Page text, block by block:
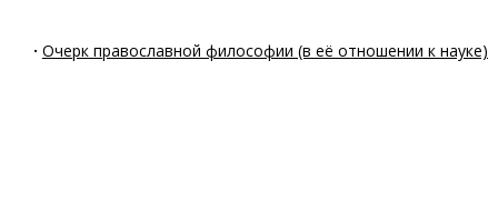
· Очерк православной философии (в её отношении к науке)